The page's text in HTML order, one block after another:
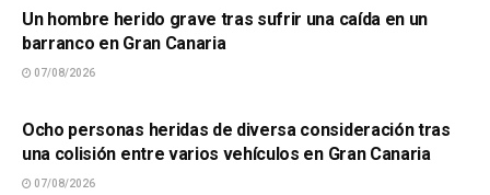
Un hombre herido grave tras sufrir una caída en un
barranco en Gran Canaria
07/08/2026
Ocho personas heridas de diversa consideración tras
una colisión entre varios vehículos en Gran Canaria
07/08/2026